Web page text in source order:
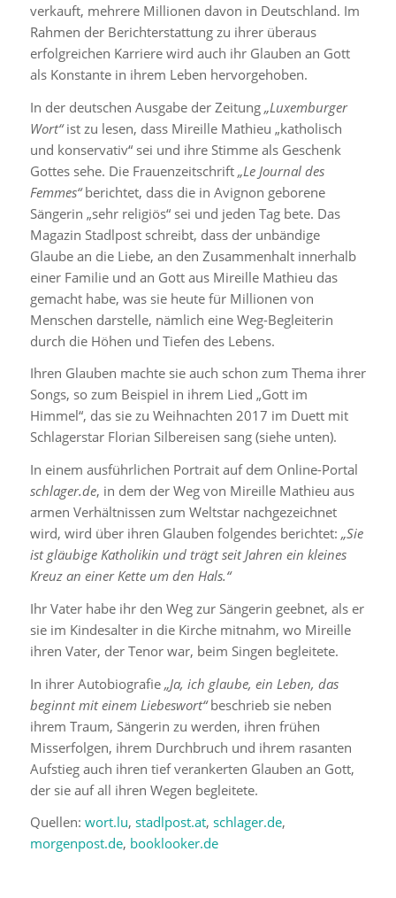
verkauft, mehrere Millionen davon in Deutschland. Im
Rahmen der Berichterstattung zu ihrer überaus
erfolgreichen Karriere wird auch ihr Glauben an Gott
als Konstante in ihrem Leben hervorgehoben.
In der deutschen Ausgabe der Zeitung „Luxemburger
Wort“ist zu lesen, dass Mireille Mathieu „katholisch
und konservativ“ sei und ihre Stimme als Geschenk
Gottes sehe. Die Frauenzeitschrift „Le Journal des
Femmes“berichtet, dass die in Avignon geborene
Sängerin „sehr religiös“ sei und jeden Tag bete. Das
Magazin Stadlpost schreibt, dass der unbändige
Glaube an die Liebe, an den Zusammenhalt innerhalb
einer Familie und an Gott aus Mireille Mathieu das
gemacht habe, was sie heute für Millionen von
Menschen darstelle, nämlich eine Weg-Begleiterin
durch die Höhen und Tiefen des Lebens.
Ihren Glauben machte sie auch schon zum Thema ihrer
Songs, so zum Beispiel in ihrem Lied „Gott im
Himmel“, das sie zu Weihnachten 2017 im Duett mit
Schlagerstar Florian Silbereisen sang (siehe unten).
In einem ausführlichen Portrait auf dem Online-Portal
schlager.de, in dem der Weg von Mireille Mathieu aus
armen Verhältnissen zum Weltstar nachgezeichnet
wird, wird über ihren Glauben folgendes berichtet: „Sie
ist gläubige Katholikin und trägt seit Jahren ein kleines
Kreuz an einer Kette um den Hals.“
Ihr Vater habe ihr den Weg zur Sängerin geebnet, als er
sie im Kindesalter in die Kirche mitnahm, wo Mireille
ihren Vater, der Tenor war, beim Singen begleitete.
In ihrer Autobiografie „Ja, ich glaube, ein Leben, das
beginnt mit einem Liebeswort“beschrieb sie neben
ihrem Traum, Sängerin zu werden, ihren frühen
Misserfolgen, ihrem Durchbruch und ihrem rasanten
Aufstieg auch ihren tief verankerten Glauben an Gott,
der sie auf all ihren Wegen begleitete.
Quellen: wort.lu, stadlpost.at, schlager.de,
morgenpost.de, booklooker.de